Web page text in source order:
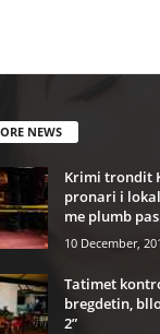
NEWS
Krimi trondit
pronari i
me plumb
10 December,
Tatimet
bregdetin,
2”